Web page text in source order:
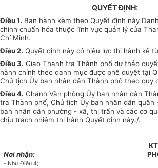
QUYẾT ĐỊNH:
Điều 1. Ban hành kèm theo Quyết định này
chính chuẩn hóa thuộc lĩnh vực quản lý của
Chí Minh.
Điều 2. Quyết định này có hiệu lực thi hành kể
Điều 3. Giao Thanh tra Thành phố dự thảo
hành chính theo danh mục được phê duyệt tại
Chủ tịch Ủy ban nhân dân Thành phố theo quy
Điều 4. Chánh Văn phòng Ủy ban nhân dân
tra Thành phố, Chủ tịch Ủy ban nhân dân quận
ban nhân dân phường - xã, thị trấn và các cơ
chịu trách nhiệm thi hành Quyết định này./.
Nơi nhận:
- Như Điều 4;